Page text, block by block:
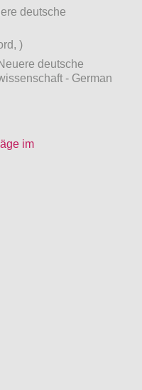
deutsche
)
deutsche
- German
im